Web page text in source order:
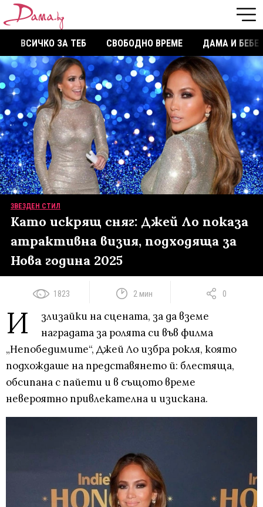
ВСИЧКО ЗА ТЕБ СВОБОДНО ВРЕМЕ ДАМА И БЕБЕ
ЗВЕЗДЕН СТИЛ
Като искрящ сняг: Джей Ло показа
атрактивна визия, подходяща за
Нова година 2025
1823 2 мин 0
И
злизайки на сцената, за да вземе
наградата за ролята си във филма
„Непобедимите“, Джей Ло избра рокля, която
подхождаше на представянето й: блестяща,
обсипана с пайети и в същото време
невероятно привлекателна и изискана.